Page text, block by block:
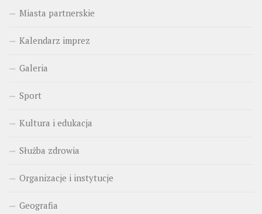
Miasta partnerskie
Kalendarz imprez
Galeria
Sport
Kultura i edukacja
Służba zdrowia
Organizacje i instytucje
Geografia